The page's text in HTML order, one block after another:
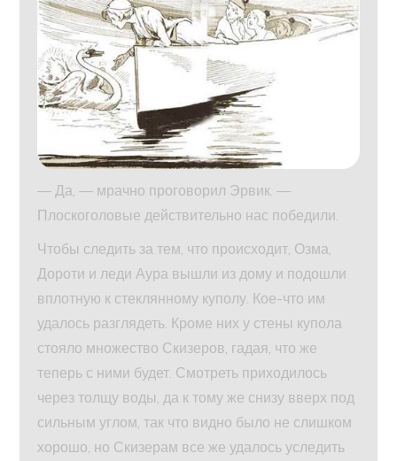
— Да, — мрачно проговорил Эрвик. —
Плоскоголовые действительно нас победили.
Чтобы следить за тем, что происходит, Озма,
Дороти и леди Аура вышли из дому и подошли
вплотную к стеклянному куполу. Кое-что им
удалось разглядеть. Кроме них у стены купола
стояло множество Скизеров, гадая, что же
теперь с ними будет. Смотреть приходилось
через толщу воды, да к тому же снизу вверх под
сильным углом, так что видно было не слишком
хорошо, но Скизерам все же удалось уследить